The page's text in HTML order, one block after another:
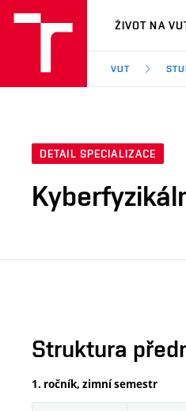
VUT
ŽIVOT NA
VUT
DETAIL SPECIALIZACE
Struktura
1. ročník, zimní semestr